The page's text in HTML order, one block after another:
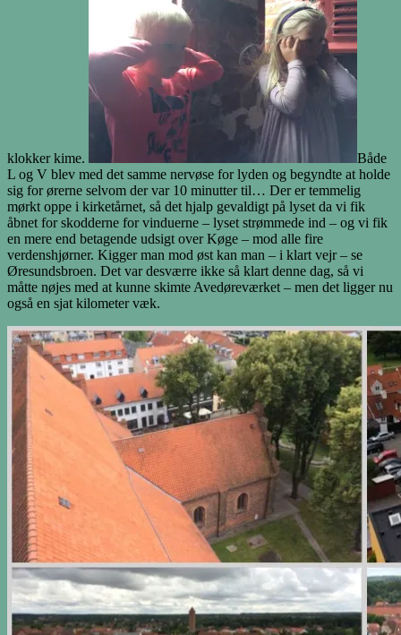
klokker kime.
Både
L og V blev med det samme nervøse for lyden og begyndte at holde
sig for ørerne selvom der var 10 minutter til… Der er temmelig
mørkt oppe i kirketårnet, så det hjalp gevaldigt på lyset da vi fik
åbnet for skodderne for vinduerne – lyset strømmede ind – og vi fik
en mere end betagende udsigt over Køge – mod alle fire
verdenshjørner. Kigger man mod øst kan man – i klart vejr – se
Øresundsbroen. Det var desværre ikke så klart denne dag, så vi
måtte nøjes med at kunne skimte Avedøreværket – men det ligger nu
også en sjat kilometer væk.